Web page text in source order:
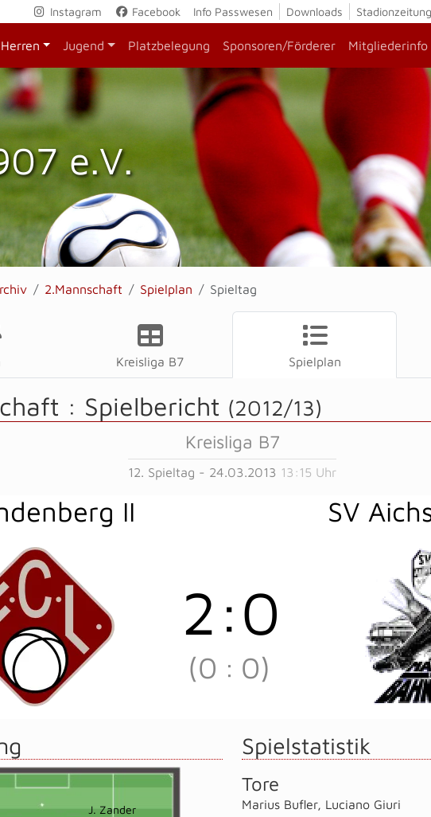
Instagram Facebook Info Passwesen Downloads Stadionzeitung
Herren Jugend Platzbelegung Sponsoren/Förderer Mitgliederinfo
e.V.
2.Mannschaft Spielplan Spieltag
Kreisliga B7 Spielplan
: Spielbericht (2012/13)
Kreisliga B7
12. Spieltag - 24.03.2013 13:15 Uhr
II SV
2 :0
(0 : 0)
J. Zander
Spielstatistik
Tore
Marius Bufler, Luciano Giuri